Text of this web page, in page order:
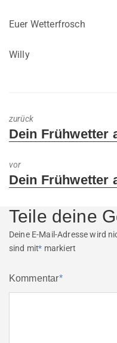
Euer Wetterfrosch
Willy
zurück
Previous
Dein Frühwetter
vor
Next
Dein Frühwetter
Teile deine
Deine E-Mail-Adresse wird
sind mit* markiert
Kommentar*